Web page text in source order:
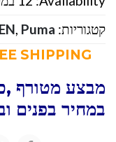
קטגוריות:
, Puma-פּוּמָה
מבצע מטורף
במחיר בפנים